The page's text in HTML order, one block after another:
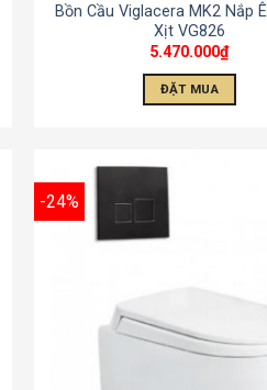
Bồn Cầu Viglacera MK2 Nắp
Xịt VG826
5.470.000₫
ĐẶT MUA
-24%